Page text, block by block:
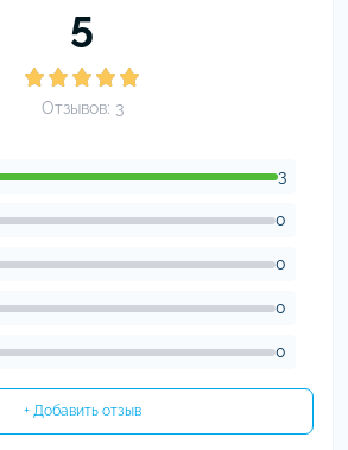
5
Отзывов: 3
3
0
0
0
0
+ Добавить отзыв